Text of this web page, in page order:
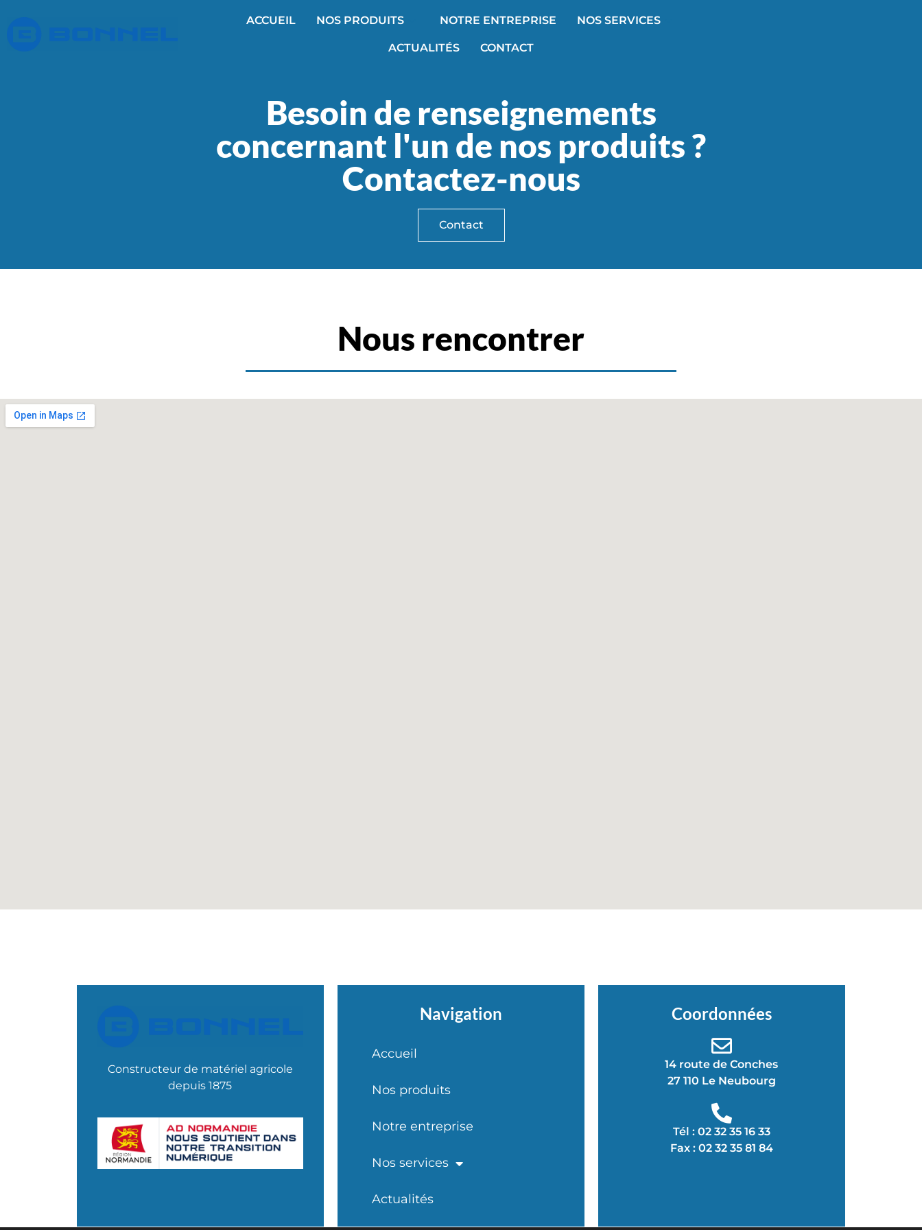
ACCUEIL NOS PRODUITS NOTRE ENTREPRISE NOS SERVICES
ACTUALITÉS CONTACT
Besoin de renseignements
concernant l'un de nos produits ?
Contactez-nous
Contact
Nous rencontrer
Constructeur de matériel agricole
depuis 1875
Navigation
Accueil
Nos produits
Notre entreprise
Nos services
Actualités
Coordonnées
14 route de Conches
27 110 Le Neubourg
Tél : 02 32 35 16 33
Fax : 02 32 35 81 84